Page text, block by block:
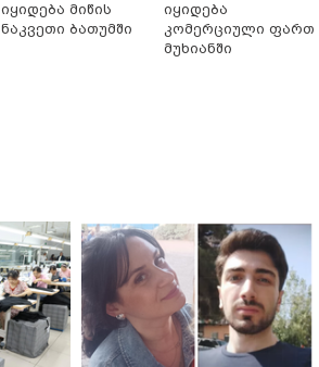
იყიდება მიწის
ნაკვეთი ბათუმში
იყიდება
კომერციული
მუხიანში